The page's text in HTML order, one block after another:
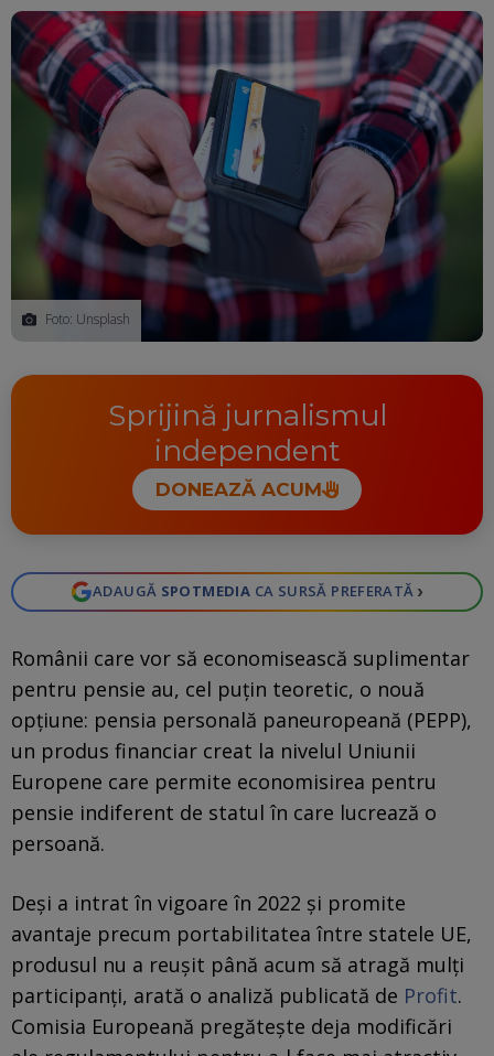
Foto: Unsplash
Sprijină jurnalismul
independent
DONEAZĂ ACUM
ADAUGĂ SPOTMEDIA CA SURSĂ PREFERATĂ ›
Românii care vor să economisească suplimentar
pentru pensie au, cel puțin teoretic, o nouă
opțiune: pensia personală paneuropeană (PEPP),
un produs financiar creat la nivelul Uniunii
Europene care permite economisirea pentru
pensie indiferent de statul în care lucrează o
persoană.
Deși a intrat în vigoare în 2022 și promite
avantaje precum portabilitatea între statele UE,
produsul nu a reușit până acum să atragă mulți
participanți, arată o analiză publicată de Profit.
Comisia Europeană pregătește deja modificări